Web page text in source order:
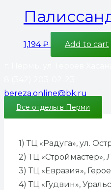
1,194₽ Add to cart
bereza.online@bk.ru
Все отделы в Перми
1) ТЦ «Радуга», ул.
2) ТЦ «Строймастер»,
3) ТЦ «Евразия»,
4) ТЦ «Гудвин»,